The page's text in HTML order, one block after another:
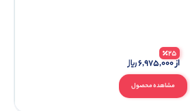
مشاهده محصول
25
از6,975,000